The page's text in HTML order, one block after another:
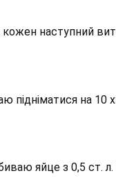
наступний
підніматися на 10
яйце з 0,5 ст. л.